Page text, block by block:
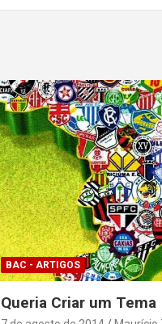
BAC - ARTIGOS
Queria Criar um Tema